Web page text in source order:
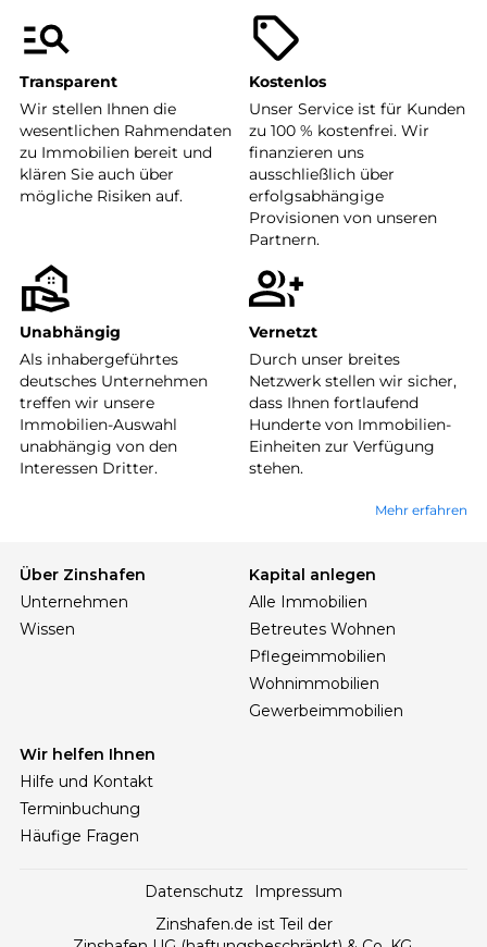
Transparent
Wir stellen Ihnen die
wesentlichen Rahmendaten
zu Immobilien bereit und
klären Sie auch über
mögliche Risiken auf.
Kostenlos
Unser Service ist für Kunden
zu 100 % kostenfrei. Wir
finanzieren uns
ausschließlich über
erfolgsabhängige
Provisionen von unseren
Partnern.
Unabhängig
Als inhabergeführtes
deutsches Unternehmen
treffen wir unsere
Immobilien-Auswahl
unabhängig von den
Interessen Dritter.
Vernetzt
Durch unser breites
Netzwerk stellen wir sicher,
dass Ihnen fortlaufend
Hunderte von Immobilien-
Einheiten zur Verfügung
stehen.
Mehr erfahren
Über Zinshafen
Unternehmen
Wissen
Kapital anlegen
Alle Immobilien
Betreutes Wohnen
Pflegeimmobilien
Wohnimmobilien
Gewerbeimmobilien
Wir helfen Ihnen
Hilfe und Kontakt
Terminbuchung
Häufige Fragen
Datenschutz
Impressum
Zinshafen.de ist Teil der